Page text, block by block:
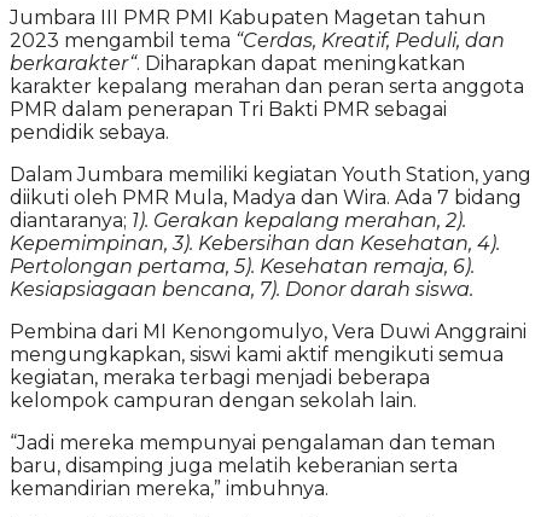
Jumbara III PMR PMI Kabupaten Magetan tahun
2023 mengambil tema “Cerdas, Kreatif, Peduli, dan
berkarakter“. Diharapkan dapat meningkatkan
karakter kepalang merahan dan peran serta anggota
PMR dalam penerapan Tri Bakti PMR sebagai
pendidik sebaya.
Dalam Jumbara memiliki kegiatan Youth Station, yang
diikuti oleh PMR Mula, Madya dan Wira. Ada 7 bidang
diantaranya; 1). Gerakan kepalang merahan, 2).
Kepemimpinan, 3). Kebersihan dan Kesehatan, 4).
Pertolongan pertama, 5). Kesehatan remaja, 6).
Kesiapsiagaan bencana, 7). Donor darah siswa.
Pembina dari MI Kenongomulyo, Vera Duwi Anggraini
mengungkapkan, siswi kami aktif mengikuti semua
kegiatan, meraka terbagi menjadi beberapa
kelompok campuran dengan sekolah lain.
“Jadi mereka mempunyai pengalaman dan teman
baru, disamping juga melatih keberanian serta
kemandirian mereka,” imbuhnya.